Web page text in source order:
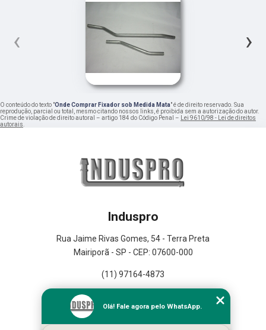
‹ ›
O conteúdo do texto "Onde Comprar Fixador sob Medida Mata" é de direito reservado. Sua
reprodução, parcial ou total, mesmo citando nossos links, é proibida sem a autorização do autor.
Crime de violação de direito autoral – artigo 184 do Código Penal – Lei 9610/98 - Lei de direitos
autorais.
Induspro
Rua Jaime Rivas Gomes, 54 - Terra Preta
Mairiporã - SP - CEP: 07600-000
(11) 97164-4873
Empresa
Missão
Olá! Fale agora pelo WhatsApp.